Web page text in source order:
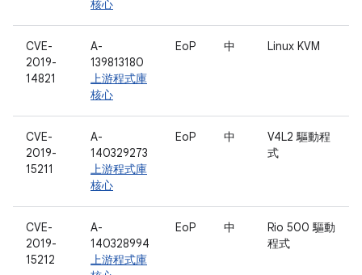
核心
CVE-
2019-
14821
A-
139813180
上游程式庫
核心
EoP 中 Linux KVM
CVE-
2019-
15211
A-
140329273
上游程式庫
核心
EoP 中
V4L2 驅動程
式
CVE-
2019-
15212
A-
140328994
上游程式庫
EoP 中
Rio 500 驅動
程式